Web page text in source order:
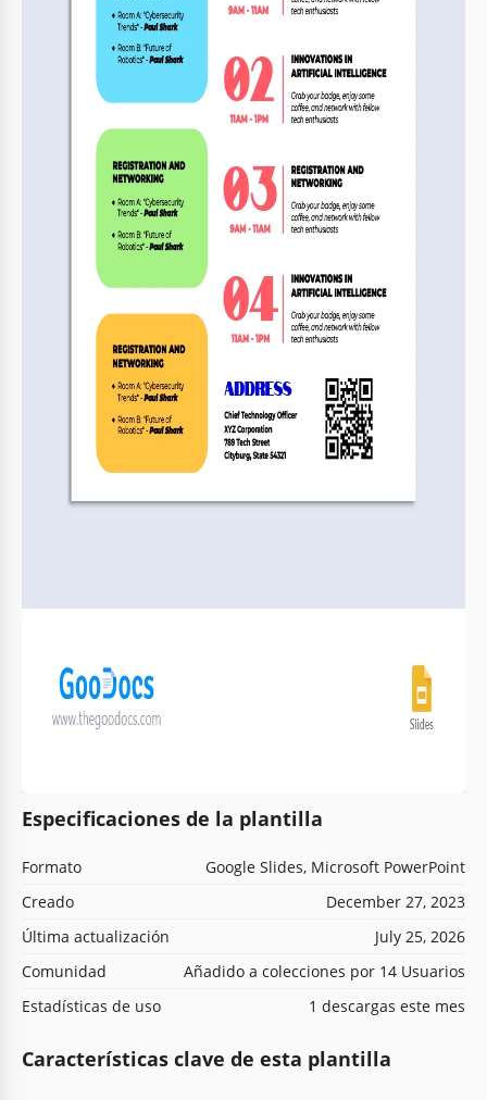
Especificaciones de la plantilla
Formato
Google Slides, Microsoft PowerPoint
Creado
December 27, 2023
Última actualización
July 25, 2026
Comunidad
Añadido a colecciones por 14 Usuarios
Estadísticas de uso
1 descargas este mes
Características clave de esta plantilla